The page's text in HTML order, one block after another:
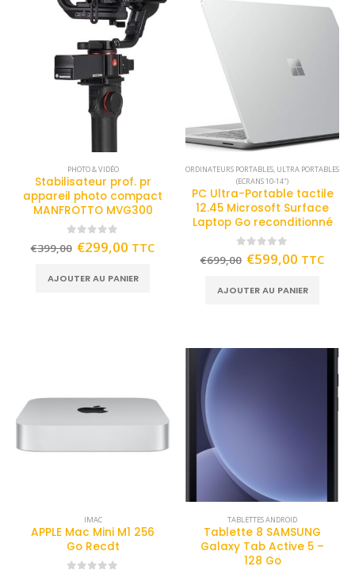
PHOTO & VIDÉO
Stabilisateur prof. pr
appareil photo compact
MANFROTTO MVG300
out of 5
€399,00 €299,00 TTC
AJOUTER AU PANIER
ORDINATEURS PORTABLES, ULTRA PORTABLES
(ECRANS 10-14")
PC Ultra-Portable tactile
12.45 Microsoft Surface
Laptop Go reconditionné
out of 5
€699,00 €599,00 TTC
AJOUTER AU PANIER
IMAC
APPLE Mac Mini M1 256
Go Recdt
TABLETTES ANDROID
Tablette 8 SAMSUNG
Galaxy Tab Active 5 –
128 Go